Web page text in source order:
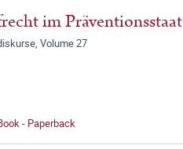
im Präventionsstaat
Volume 27
- Paperback